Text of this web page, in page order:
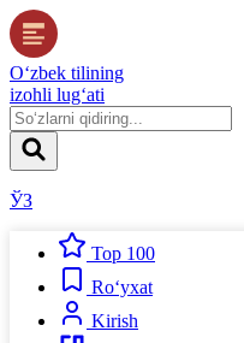
O‘zbek tilining
izohli lug‘ati
ЎЗ
Top 100
Ro‘yxat
Kirish